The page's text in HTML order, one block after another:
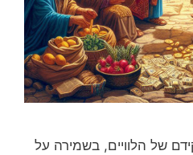
של הלוויים, בשמירה על